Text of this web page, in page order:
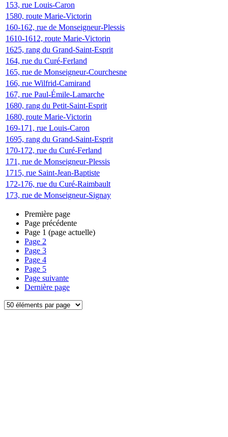
153, rue Louis-Caron
1580, route Marie-Victorin
160-162, rue de Monseigneur-Plessis
1610-1612, route Marie-Victorin
1625, rang du Grand-Saint-Esprit
164, rue du Curé-Ferland
165, rue de Monseigneur-Courchesne
166, rue Wilfrid-Camirand
167, rue Paul-Émile-Lamarche
1680, rang du Petit-Saint-Esprit
1680, route Marie-Victorin
169-171, rue Louis-Caron
1695, rang du Grand-Saint-Esprit
170-172, rue du Curé-Ferland
171, rue de Monseigneur-Plessis
1715, rue Saint-Jean-Baptiste
172-176, rue du Curé-Raimbault
173, rue de Monseigneur-Signay
Première page
Page précédente
Page 1 (page actuelle)
Page 2
Page 3
Page 4
Page 5
Page suivante
Dernière page